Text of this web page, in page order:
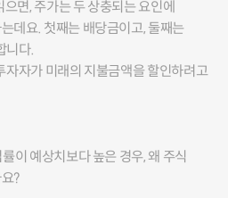
면, 주가는 두 상충되는 요인에
데요. 첫째는 배당금이고, 둘째는
니다.
자자가 미래의 지불금액을 할인하려고
이 예상치보다 높은 경우, 왜 주식
?